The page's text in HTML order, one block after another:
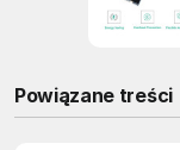
Powiązane treści